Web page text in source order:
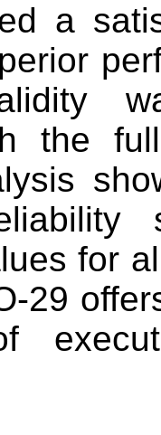
a
the
for
29